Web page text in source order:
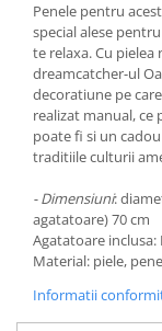
Penele pentru
special alese
te relaxa. Cu pielea
dreamcatcher-ul
decoratiune pe
realizat manual, ce
poate fi si un
traditiile culturii
- Dimensiuni:
agatatoare) 70 cm
Agatatoare inclusa:
Material: piele,
Informatii